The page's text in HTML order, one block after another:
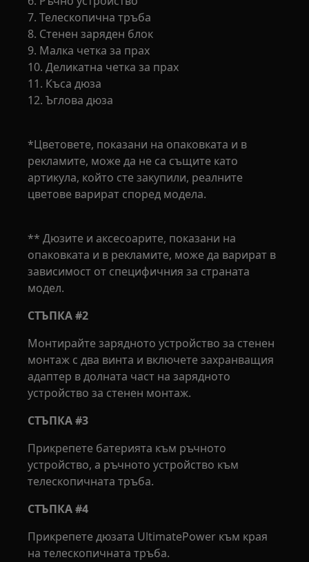
7. Телескопична тръба
8. Стенен заряден блок
9. Малка четка за прах
10. Деликатна четка за прах
11. Къса дюза
12. Ъглова дюза
*Цветовете, показани на опаковката и в
рекламите, може да не са същите като
артикула, който сте закупили, реалните
цветове варират според модела.
** Дюзите и аксесоарите, показани на
опаковката и в рекламите, може да варират в
зависимост от специфичния за страната
модел.
СТЪПКА #2
Монтирайте зарядното устройство за стенен
монтаж с два винта и включете захранващия
адаптер в долната част на зарядното
устройство за стенен монтаж.
СТЪПКА #3
Прикрепете батерията към ръчното
устройство, а ръчното устройство към
телескопичната тръба.
СТЪПКА #4
Прикрепете дюзата UltimatePower към края
на телескопичната тръба.